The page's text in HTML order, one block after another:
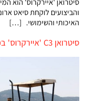
סיטרואן 'איירקרוס' הוא
והביצועים לוקחת סיאט
האיכותי והשימושי. […]
סיטרואן C3 'איירקרוס' במבחן דרכים